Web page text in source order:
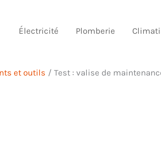
Électricité Plomberie
et outils Test : valise de